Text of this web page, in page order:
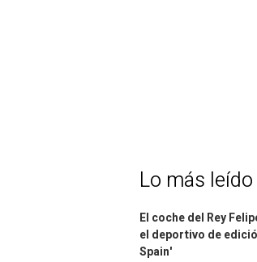
Lo más leído
El coche del Rey
el deportivo de
Spain'